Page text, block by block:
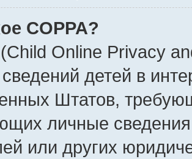
COPPA?
Online Privacy
детей в
Штатов,
личные
или других